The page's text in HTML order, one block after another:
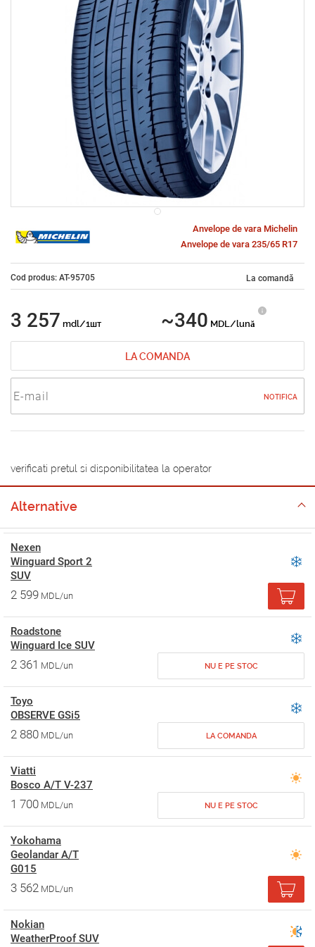
Anvelope de vara Michelin
Anvelope de vara 235/65 R17
Cod produs: AT-95705 La comandă
3 257 mdl/1шт ~340 MDL/lună
LA COMANDA
NOTIFICA
verificati pretul si disponibilitatea la operator
Alternative
Nexen
Winguard Sport 2
SUV
2 599 MDL/un
Roadstone
Winguard Ice SUV
2 361 MDL/un NU E PE STOC
Toyo
OBSERVE GSi5
2 880 MDL/un LA COMANDA
Viatti
Bosco A/T V-237
1 700 MDL/un NU E PE STOC
Yokohama
Geolandar A/T
G015
3 562 MDL/un
Nokian
WeatherProof SUV